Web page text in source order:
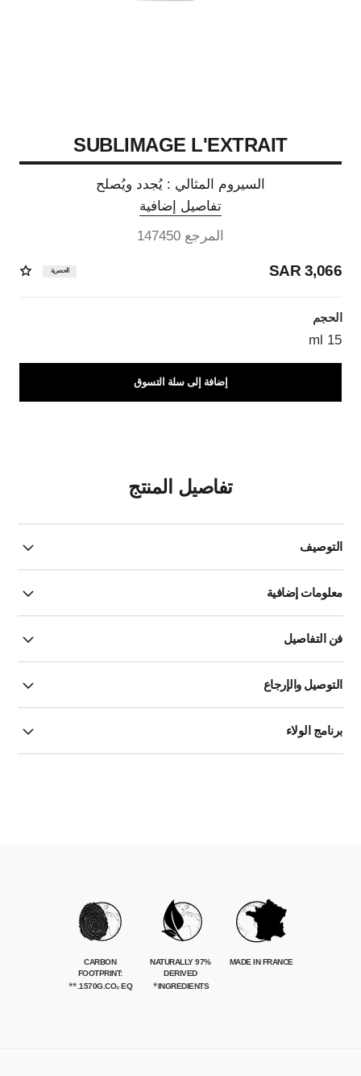
SUBLIMAGE L'EXTRAIT
السيروم المثالي : يُجدد ويُصلح
تفاصيل إضافية
المرجع 147450
3,066 SAR الحصرية
الحجم
15 ml
إضافة إلى سلة التسوق
تفاصيل المنتج
التوصيف
معلومات إضافية
فن التفاصيل
التوصيل والإرجاع
برنامج الولاء
MADE IN FRANCE
97% NATURALLY
DERIVED
INGREDIENTS
*
CARBON
FOOTPRINT:
1570G.CO₂ EQ.
**